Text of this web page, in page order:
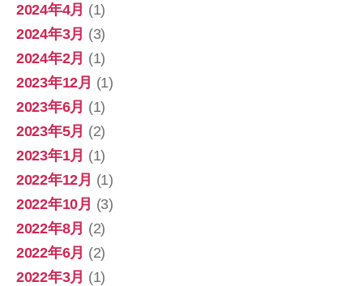
2024年4月 (1)
2024年3月 (3)
2024年2月 (1)
2023年12月 (1)
2023年6月 (1)
2023年5月 (2)
2023年1月 (1)
2022年12月 (1)
2022年10月 (3)
2022年8月 (2)
2022年6月 (2)
2022年3月 (1)